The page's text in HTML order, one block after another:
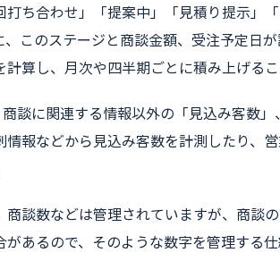
打ち合わせ」「提案中」「見積り提示」
、このステージと商談金額、受注予定日
算し、月次や四半期ごとに積み上げるこ
談に関連する情報以外の「見込み客数
情報などから見込み客数を計測したり、
商談数などは管理されていますが、商談
あるので、そのような数字を管理する